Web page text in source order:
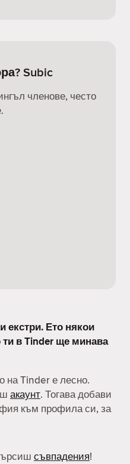
Subic
членове, често
екстри. Ето някои
в Tinder ще минава
на Tinder е лесно.
акаунт. Тогава добави
към профила си, за
съвпадения!